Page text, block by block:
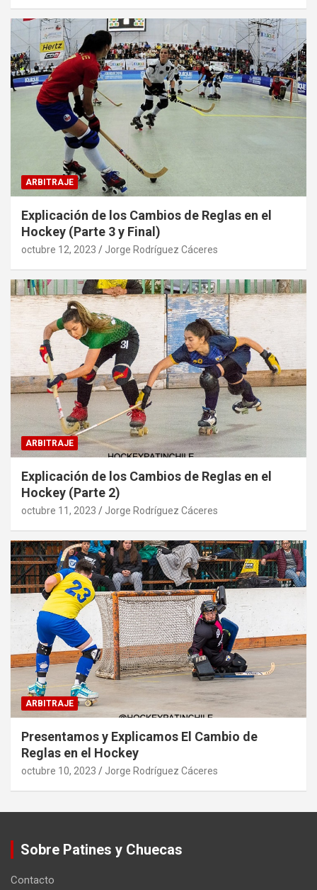
ARBITRAJE
Explicación de los Cambios de Reglas en el
Hockey (Parte 3 y Final)
octubre 12, 2023 Jorge Rodríguez Cáceres
ARBITRAJE
Explicación de los Cambios de Reglas en el
Hockey (Parte 2)
octubre 11, 2023 Jorge Rodríguez Cáceres
ARBITRAJE
Presentamos y Explicamos El Cambio de
Reglas en el Hockey
octubre 10, 2023 Jorge Rodríguez Cáceres
Sobre Patines y Chuecas
Contacto